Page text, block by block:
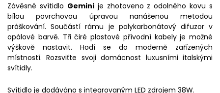
Závěsné svítidlo Geminije zhotoveno z odolného kovu s
bílou povrchovou úpravou nanášenou metodou
práškování. Součástí rámu je polykarbonátový difuzor v
opálové barvě. Tři čiré plastové přívodní kabely je možné
výškově nastavit. Hodí se do moderně zařízených
místností. Rozsviťte svoji domácnost luxusními italskými
svítidly.
Svítidlo je dodáváno s integrovaným LED zdrojem 38W.